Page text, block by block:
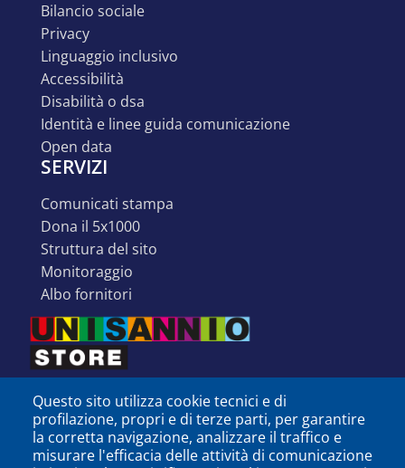
bilancio sociale
privacy
linguaggio inclusivo
accessibilità
disabilità o dsa
identità e linee guida comunicazione
open data
SERVIZI
comunicati stampa
dona il 5x1000
struttura del sito
monitoraggio
albo fornitori
Questo sito utilizza cookie tecnici e di
profilazione, propri e di terze parti, per garantire
la corretta navigazione, analizzare il traffico e
misurare l'efficacia delle attività di comunicazione